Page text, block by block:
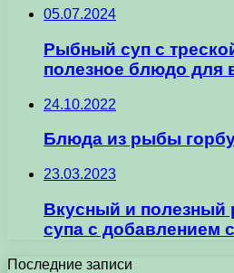
05.07.2024
Рыбный суп с
полезное блюдо для
24.10.2022
Блюда из рыбы
23.03.2023
Вкусный и полезный
супа с добавлением
Последние записи